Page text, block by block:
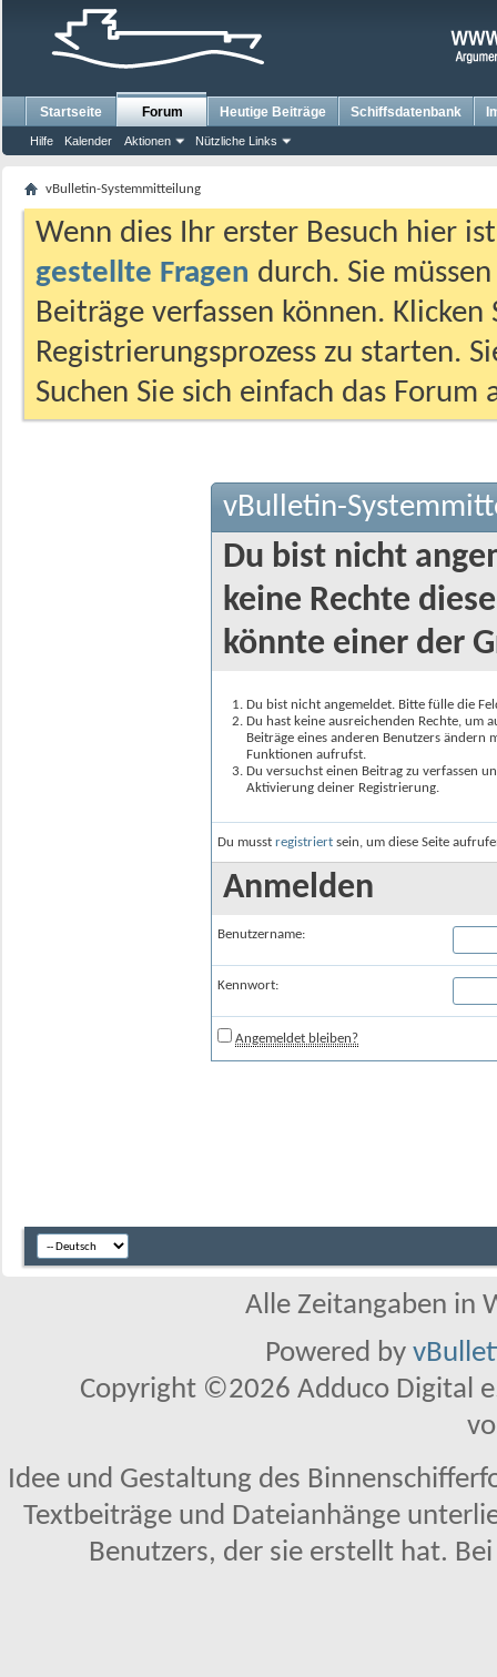
Startseite Forum
Hilfe Kalender Aktionen Nützliche Links
Heutige Beiträge Schiffsdatenbank
vBulletin-Systemmitteilung
Wenn dies Ihr erster Besuch hier
gestellte Fragen durch. Sie
Beiträge verfassen können.
Registrierungsprozess zu starten.
Suchen Sie sich einfach das
vBulletin-
Du bist nicht
keine Rechte
könnte einer der
Du bist nicht angemeldet. Bitte fülle die
Du hast keine ausreichenden Rechte, um
Beiträge eines anderen Benutzers
Funktionen aufrufst.
Du versuchst einen Beitrag zu verfassen
Aktivierung deiner Registrierung.
Du musst registriert sein, um diese Seite
Anmelden
Benutzername:
Kennwort:
Angemeldet bleiben?
Alle Zeitangaben in
Powered by
Copyright ©2026 Adduco Digital
Idee und Gestaltung des
Textbeiträge und Dateianhänge
Benutzers, der sie erstellt hat.